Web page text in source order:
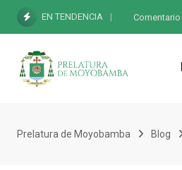
EN TENDENCIA
Prelatura de Moyobamba Blog